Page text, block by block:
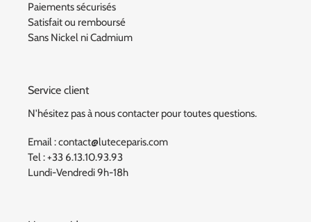
Paiements sécurisés
Satisfait ou remboursé
Sans Nickel ni Cadmium
Service client
N'hésitez pas à nous contacter pour toutes questions.
Email : contact@luteceparis.com
Tel : +33 6.13.10.93.93
Lundi-Vendredi 9h-18h